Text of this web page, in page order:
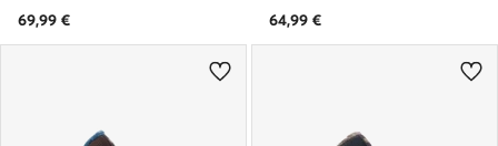
69,99 €
64,99 €